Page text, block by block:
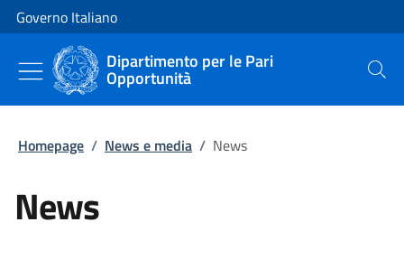
Vai al contenuto
Vai alla navigazione del sito
Governo Italiano
Dipartimento per le Pari
Opportunità Cerca
Homepage / News e media / News
News